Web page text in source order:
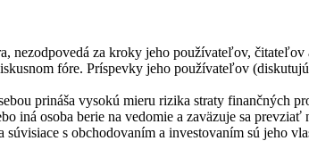
za kroky jeho používateľov,
fóre. Príspevky jeho používateľov
prináša vysokú mieru rizika straty finančných
iná osoba berie na vedomie a zaväzuje sa
s obchodovaním a investovaním sú jeho